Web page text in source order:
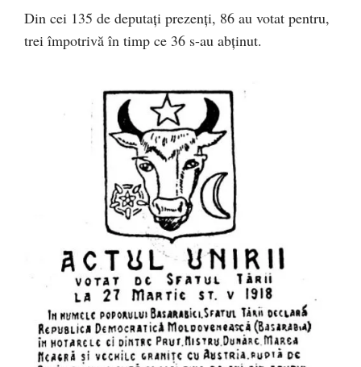
Din cei 135 de deputați prezenți, 86 au votat pentru,
trei împotrivă în timp ce 36 s-au abținut.